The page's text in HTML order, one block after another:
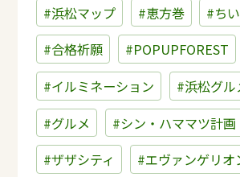
#浜松マップ
#恵方巻
#ち
#合格祈願
#POPUPFOREST
#イルミネーション
#浜松グル
#グルメ
#シン・ハママツ計画
#ザザシティ
#エヴァンゲリオ